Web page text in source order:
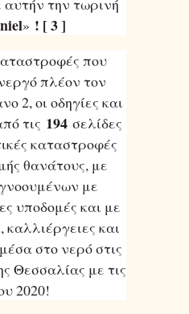
αυτήν την τωρινή
» ! [ 3 ]
που
πλέον τον
2, οι οδηγίες και
τις 194 σελίδες
καταστροφές
θανάτους, με
με
υποδομές και με
καλλιέργειες και
στο νερό στις
Θεσσαλίας με τις
2020!